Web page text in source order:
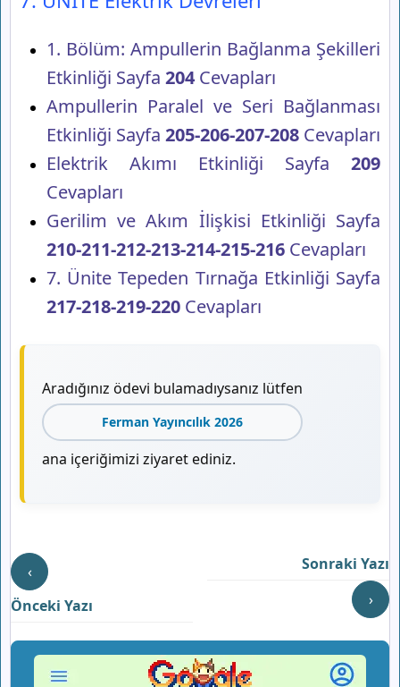
1. Bölüm: Ampullerin Bağlanma Şekilleri
Etkinliği Sayfa 204 Cevapları
Ampullerin Paralel ve Seri Bağlanması
Etkinliği Sayfa 205-206-207-208 Cevapları
Elektrik Akımı Etkinliği Sayfa 209
Cevapları
Gerilim ve Akım İlişkisi Etkinliği Sayfa
210-211-212-213-214-215-216 Cevapları
7. Ünite Tepeden Tırnağa Etkinliği Sayfa
217-218-219-220 Cevapları
Aradığınız ödevi bulamadıysanız lütfen
Ferman Yayıncılık 2026
ana içeriğimizi ziyaret ediniz.
‹
Önceki Yazı
Sonraki Yazı
›